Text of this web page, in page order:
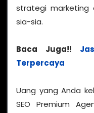
strategi marketing
sia-sia.
Baca Juga!!
Terpercaya
Uang yang Anda
SEO Premium